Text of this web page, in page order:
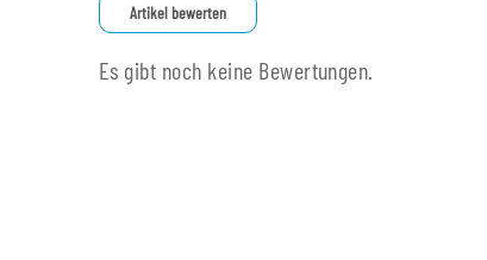
Artikel bewerten
Es gibt noch keine Bewertungen.